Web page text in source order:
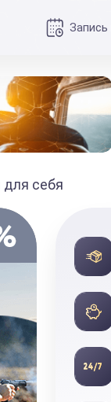
для себя